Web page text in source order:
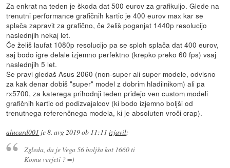
Za enkrat na teden je škoda dat 500 eurov za grafikuljo. Glede na
trenutni performance grafičnih kartic je 400 eurov max kar se
splača zapravit za grafično, če želiš poganjat 1440p resolucijo
naslednjih nekaj let.
Če želiš laufat 1080p resolucijo pa se sploh splača dat 400 eurov,
saj bodo igre delale izjemno perfektno (krepko preko 60 fps) vsaj
naslednjih 5 let.
Se pravi gledaš Asus 2060 (non-super ali super modele, odvisno
za kak denar dobiš "super" model z dobrim hladilnikom) ali pa
rx5700, za katerega prihodnji teden pridejo ven custom modeli
grafičnih kartic od podizvajalcov (ki bodo izjemno boljši od
trenutnega referenčnega modela, ki je absoluten vroči crap).
alucard001 je8. avg 2019 ob 11:11 izjavil:
Zgleda, da je Vega 56 boljša kot 1660 ti
Komu verjeti ? =)